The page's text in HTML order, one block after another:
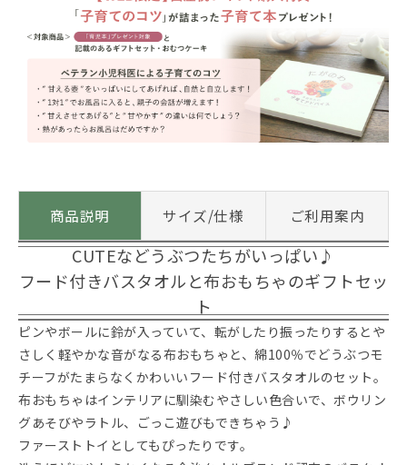
商品説明 サイズ/仕様 ご利用案内
CUTEなどうぶつたちがいっぱい♪
フード付きバスタオルと布おもちゃのギフトセッ
ト
ピンやボールに鈴が入っていて、転がしたり振ったりするとや
さしく軽やかな音がなる布おもちゃと、綿100％でどうぶつモ
チーフがたまらなくかわいいフード付きバスタオルのセット。
布おもちゃはインテリアに馴染むやさしい色合いで、ボウリン
グあそびやラトル、ごっこ遊びもできちゃう♪
ファーストトイとしてもぴったりです。